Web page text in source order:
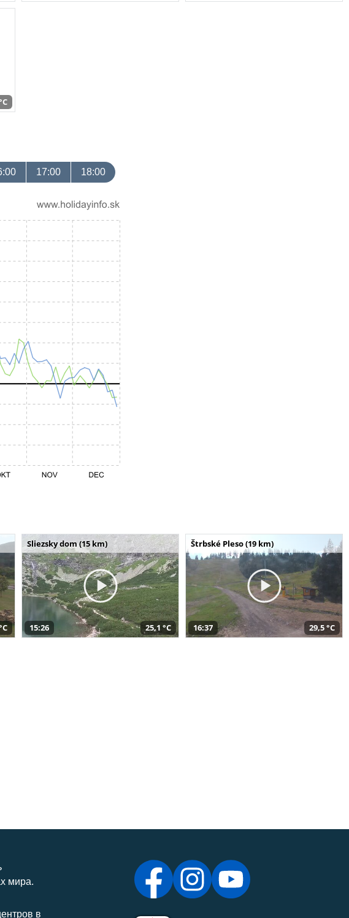
17:00 18:00
Sliezsky dom (15 km)
15:26 25,1 °C
Štrbské Pleso (19 km)
16:37 29,5 °C
мира.
в